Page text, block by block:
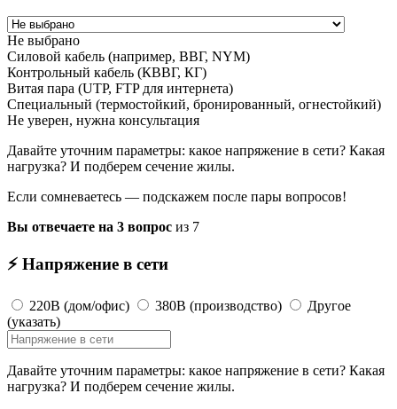
Не выбрано
Силовой кабель (например, ВВГ, NYM)
Контрольный кабель (КВВГ, КГ)
Витая пара (UTP, FTP для интернета)
Специальный (термостойкий, бронированный, огнестойкий)
Не уверен, нужна консультация
Давайте уточним параметры: какое напряжение в сети? Какая
нагрузка? И подберем сечение жилы.
Если сомневаетесь — подскажем после пары вопросов!
Вы отвечаете на 3 вопрос из 7
⚡ Напряжение в сети
220В (дом/офис) 380В (производство)
Другое
(указать)
Давайте уточним параметры: какое напряжение в сети? Какая
нагрузка? И подберем сечение жилы.